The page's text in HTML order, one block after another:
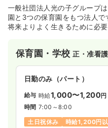
一般社団法人光の子グループ
園と3つの保育園をもつ法人で
将来よりよく生きるために必
保育園・学校正・准看
日勤のみ（パート）
給与 時給1,000〜1,200円
時間 7:00～8:00
土日祝休み
時給1,200円